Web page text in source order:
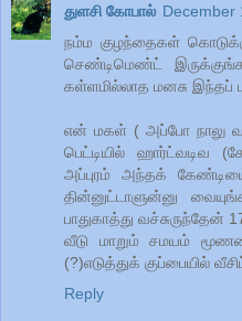
துளசி கோபால் December
நம்ம குழந்தைகள்
செண்டிமெண்ட்
கள்ளமில்லாத மனசு இந்தப்
என் மகள் ( அப்போ நாலு
பெட்டியில் ஹார்ட்வடிவ
அப்புரம் அந்தக்
தின்னுட்டாளுன்னு
பாதுகாத்து வச்சுருந்தேன்
வீடு மாறும் சமயம்
(?)எடுத்துக் குப்பையில்
Reply